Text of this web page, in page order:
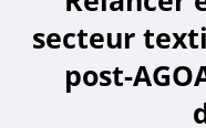
secteur
post-